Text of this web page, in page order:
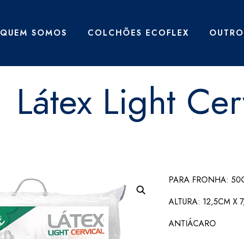
QUEM SOMOS COLCHÕES ECOFLEX
Látex Light
PARA FRONHA:
ALTURA: 12,5CM X
ANTIÁCARO